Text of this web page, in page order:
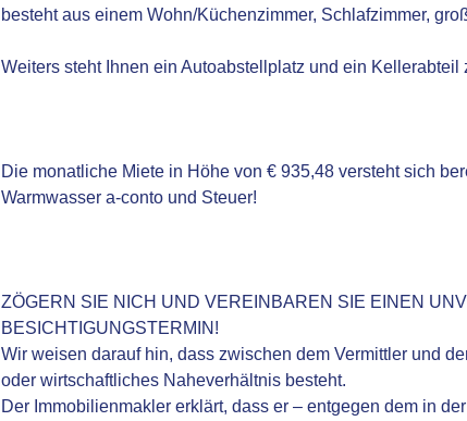
besteht aus einem Wohn/Küchenzimmer, Schlafzimmer,
Weiters steht Ihnen ein Autoabstellplatz und ein Kellerabteil
Die monatliche Miete in Höhe von € 935,48 versteht sich
Warmwasser a-conto und Steuer!
ZÖGERN SIE NICH UND VEREINBAREN SIE EINEN
BESICHTIGUNGSTERMIN!
Wir weisen darauf hin, dass zwischen dem Vermittler und
oder wirtschaftliches Naheverhältnis besteht.
Der Immobilienmakler erklärt, dass er – entgegen dem in